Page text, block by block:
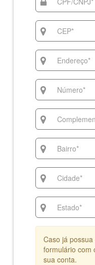
Caso já
formulário com
sua conta.